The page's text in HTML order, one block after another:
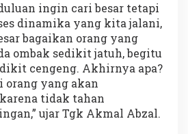
ingin cari besar tetapi
dinamika yang kita jalani,
bagaikan orang yang
ombak sedikit jatuh, begitu
cengeng. Akhirnya apa?
orang yang akan
tidak tahan
ujar Tgk Akmal Abzal.